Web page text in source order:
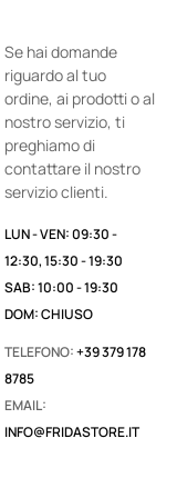
Se hai domande
riguardo al tuo
ordine, ai prodotti o al
nostro servizio, ti
preghiamo di
contattare il nostro
servizio clienti.
LUN - VEN: 09:30 -
12:30, 15:30 - 19:30
SAB: 10:00 - 19:30
DOM: CHIUSO
TELEFONO:+39 379 178
8785
EMAIL:
INFO@FRIDASTORE.IT